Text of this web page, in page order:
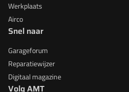
Werkplaats
Airco
Snel naar
Garageforum
Reparatiewijzer
Digitaal magazine
Volg AMT